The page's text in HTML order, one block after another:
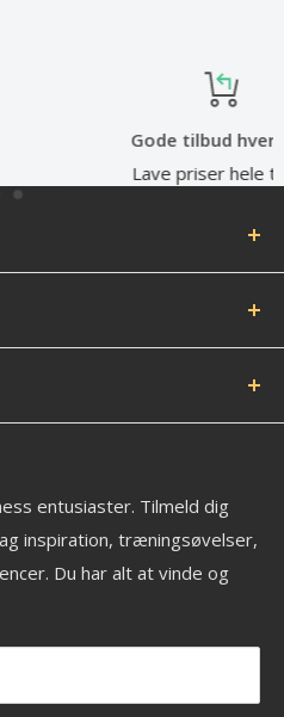
tilbud hver dag
entusiaster. Tilmeld dig
inspiration, træningsøvelser,
Du har alt at vinde og